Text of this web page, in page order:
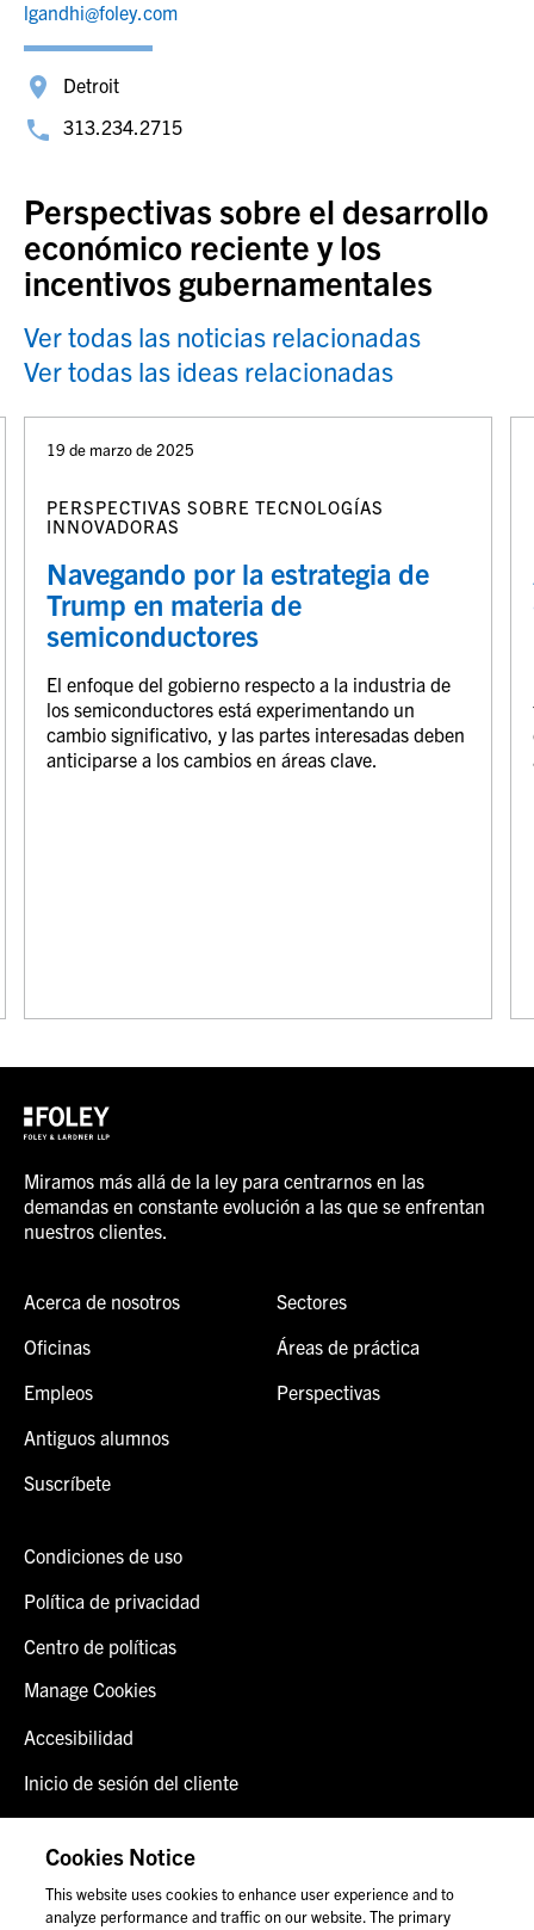
lgandhi@foley.com
Detroit
313.234.2715
Perspectivas sobre el desarrollo
económico reciente y los
incentivos gubernamentales
Ver todas las noticias relacionadas
Ver todas las ideas relacionadas
19 de marzo de 2025
PERSPECTIVAS SOBRE TECNOLOGÍAS
INNOVADORAS
Navegando por la estrategia de
Trump en materia de
semiconductores
El enfoque del gobierno respecto a la industria de
los semiconductores está experimentando un
cambio significativo, y las partes interesadas deben
anticiparse a los cambios en áreas clave.
Miramos más allá de la ley para centrarnos en las
demandas en constante evolución a las que se enfrentan
nuestros clientes.
Acerca de nosotros
Oficinas
Empleos
Antiguos alumnos
Suscríbete
Sectores
Áreas de práctica
Perspectivas
Condiciones de uso
Política de privacidad
Centro de políticas
Manage Cookies
Accesibilidad
Inicio de sesión del cliente
Contáctenos
Cookies Notice
This website uses cookies to enhance user experience and to
analyze performance and traffic on our website. The primary